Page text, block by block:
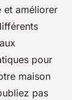
et améliorer
pour
maison
pas